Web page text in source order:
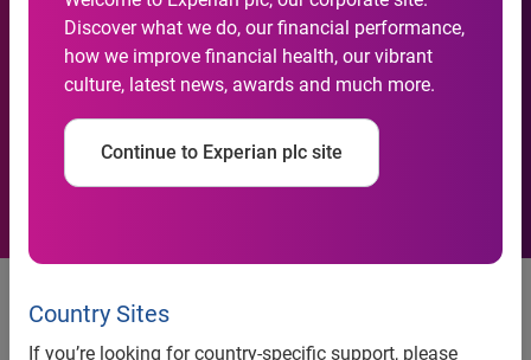
Discover what we do, our financial performance,
how we improve financial health, our vibrant
culture, latest news, awards and much more.
Continue to Experian plc site
Country Sites
If you’re looking for country-specific support, please
Ricerche Web, Usa: A
Dicembre Google Al 72%
Ricerche Web, Usa: A Dicembre
Google Al 72%